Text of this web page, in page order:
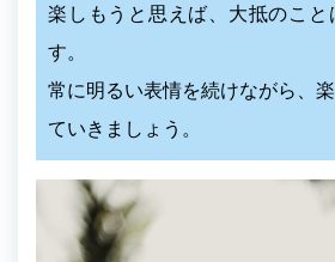
楽しもうと思えば、大抵のこ
す。
常に明るい表情を続けながら、
ていきましょう。